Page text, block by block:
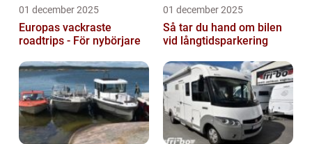
01 december 2025
Europas vackraste
roadtrips - För nybörjare
01 december 2025
Så tar du hand om bilen
vid långtidsparkering